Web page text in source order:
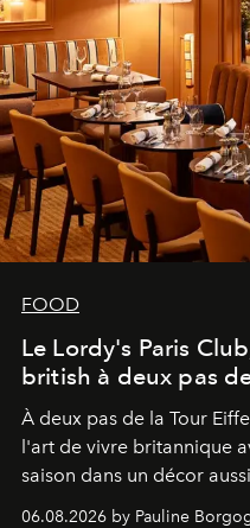
FOOD
Le Lordy's Paris
british à deux pas
À deux pas de la Tour
l'art de vivre britannique
saison dans un décor
06.08.2026 by Pauline